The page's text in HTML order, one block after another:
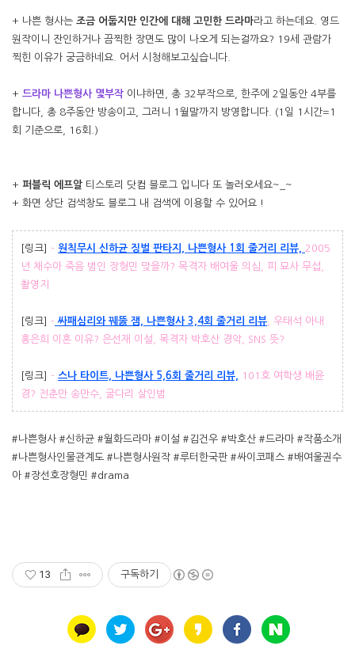
+ 나쁜 형사는 조금 어둡지만 인간에 대해 고민한 드라마라고 하는데요. 영드
원작이니 잔인하거나 끔찍한 장면도 많이 나오게 되는걸까요? 19세 관람가
찍힌 이유가 궁금하네요. 어서 시청해보고싶습니다.
+ 드라마 나쁜형사 몇부작 이냐하면, 총 32부작으로, 한주에 2일동안 4부를
합니다, 총 8주동안 방송이고, 그러니 1월말까지 방영합니다. (1일 1시간=1
회 기준으로, 16회.)
+ 퍼블릭 에프알 티스토리 닷컴 블로그 입니다 또 놀러오세요~_~
+ 화면 상단 검색창도 블로그 내 검색에 이용할 수 있어요 !
[링크] - 원칙무시 신하균 징벌 판타지, 나쁜형사 1회 줄거리 리뷰, 2005
년 채수아 죽음 범인 장형민 맞을까? 목격자 배여울 의심, 피 묘사 무섭,
촬영지
[링크] - 싸패심리와 꿰뚫 잼, 나쁜형사 3,4회 줄거리 리뷰 , 우태석 아내
홍은희 이혼 이유? 은선재 이설, 목격자 박호산 경악, SNS 뜻?
[링크] - 스나 타이트, 나쁜형사 5,6회 줄거리 리뷰,
101호 여학생 배윤
경? 전춘만 송만수, 굴다리 살인범
#나쁜형사 #신하균 #월화드라마 #이설 #김건우 #박호산 #드라마 #작품소개
#나쁜형사인물관계도 #나쁜형사원작 #루터한국판 #싸이코패스 #배여울권수
아 #장선호장형민 #drama
13 구독하기